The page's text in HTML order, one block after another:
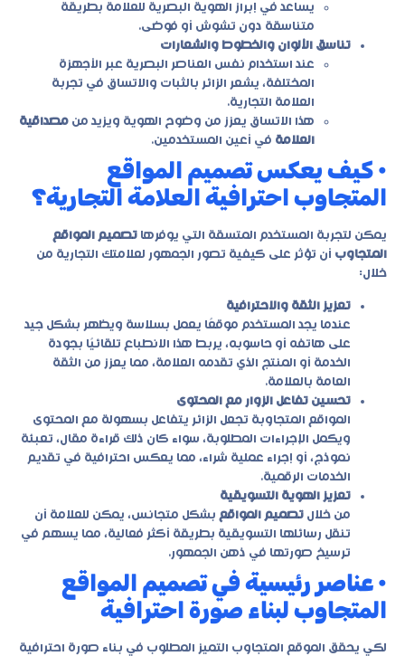
يساعد في إبراز الهوية البصرية للعلامة بطريقة
متناسقة دون تشوش أو فوضى.
تناسق الألوان والخطوط والشعارات
عند استخدام نفس العناصر البصرية عبر الأجهزة
المختلفة، يشعر الزائر بالثبات والاتساق في تجربة
العلامة التجارية.
هذا الاتساق يعزز من وضوح الهوية ويزيد من مصداقية
العلامة في أعين المستخدمين.
• كيف يعكس تصميم المواقع
المتجاوب احترافية العلامة التجارية؟
يمكن لتجربة المستخدم المتسقة التي يوفرها تصميم المواقع
المتجاوب أن تؤثر على كيفية تصور الجمهور لعلامتك التجارية من
خلال:
تعزيز الثقة والاحترافية
عندما يجد المستخدم موقعًا يعمل بسلاسة ويظهر بشكل جيد
على هاتفه أو حاسوبه، يربط هذا الانطباع تلقائيًا بجودة
الخدمة أو المنتج الذي تقدمه العلامة، مما يعزز من الثقة
العامة بالعلامة.
تحسين تفاعل الزوار مع المحتوى
المواقع المتجاوبة تجعل الزائر يتفاعل بسهولة مع المحتوى
ويكمل الإجراءات المطلوبة، سواء كان ذلك قراءة مقال، تعبئة
نموذج، أو إجراء عملية شراء، مما يعكس احترافية في تقديم
الخدمات الرقمية.
تعزيز الهوية التسويقية
من خلال تصميم المواقع بشكل متجانس، يمكن للعلامة أن
تنقل رسائلها التسويقية بطريقة أكثر فعالية، مما يسهم في
ترسيخ صورتها في ذهن الجمهور.
• عناصر رئيسية في تصميم المواقع
المتجاوب لبناء صورة احترافية
لكي يحقق الموقع المتجاوب التميز المطلوب في بناء صورة احترافية